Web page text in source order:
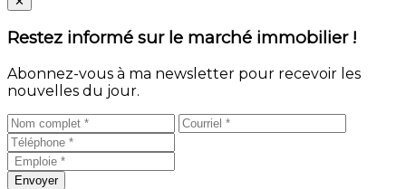
Restez informé sur le marché immobilier !
Abonnez-vous à ma newsletter pour recevoir les
nouvelles du jour.
Envoyer